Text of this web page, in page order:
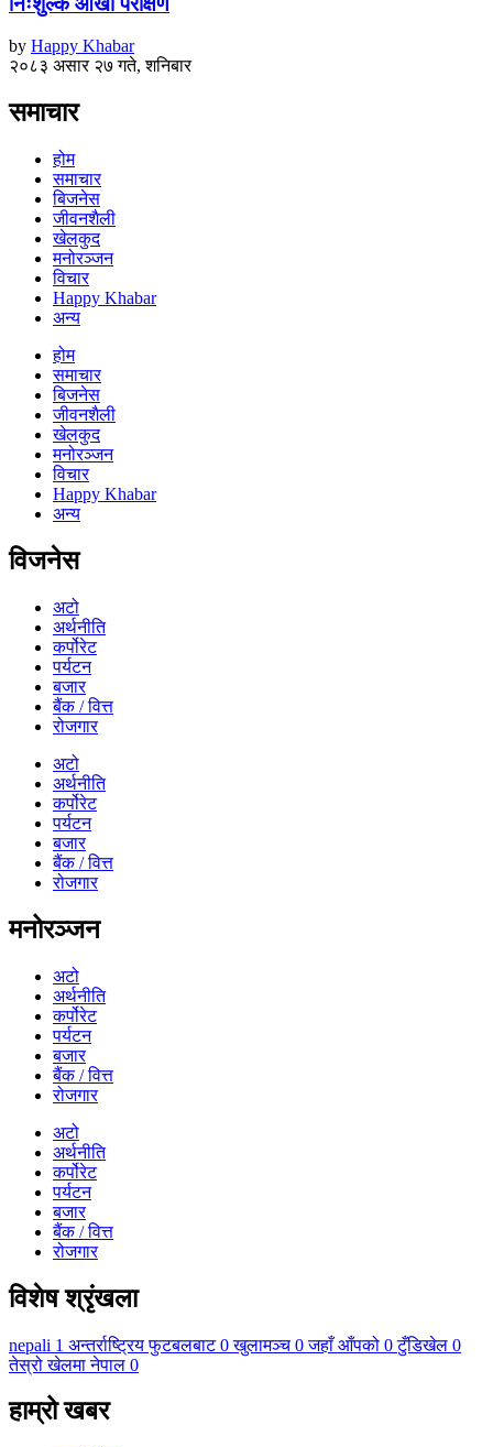
by Happy Khabar
२०८३ असार २७ गते, शनिबार
समाचार
होम
समाचार
बिजनेस
जीवनशैली
खेलकुद
मनोरञ्जन
विचार
Happy Khabar
अन्य
होम
समाचार
बिजनेस
जीवनशैली
खेलकुद
मनोरञ्जन
विचार
Happy Khabar
अन्य
विजनेस
अटो
अर्थनीति
कर्पोरेट
पर्यटन
बजार
बैंक / वित्त
रोजगार
अटो
अर्थनीति
कर्पोरेट
पर्यटन
बजार
बैंक / वित्त
रोजगार
मनोरञ्जन
अटो
अर्थनीति
कर्पोरेट
पर्यटन
बजार
बैंक / वित्त
रोजगार
अटो
अर्थनीति
कर्पोरेट
पर्यटन
बजार
बैंक / वित्त
रोजगार
विशेष श्रृंखला
nepali 1 अन्तर्राष्ट्रिय फुटबलबाट 0 खुलामञ्च 0 जहाँ आँपको 0 टुँडिखेल 0
तेस्रो खेलमा नेपाल 0
हाम्रो खबर